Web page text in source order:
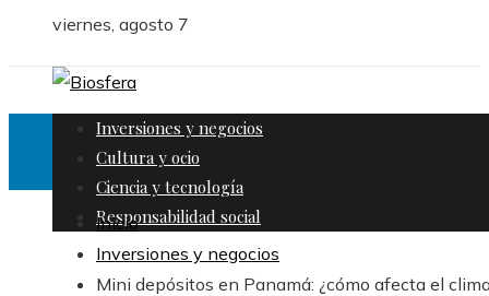
viernes, agosto 7
Inversiones y negocios
Cultura y ocio
Ciencia y tecnología
Responsabilidad social
Inicio
Inversiones y negocios
Mini depósitos en Panamá: ¿cómo afecta el